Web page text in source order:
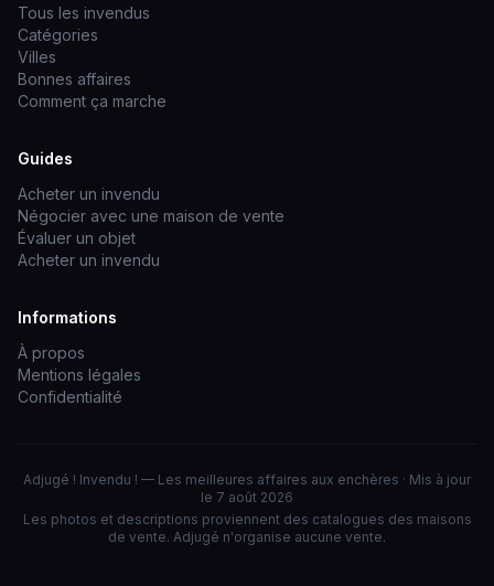
Tous les invendus
Catégories
Villes
Bonnes affaires
Comment ça marche
Guides
Acheter un invendu
Négocier avec une maison de vente
Évaluer un objet
Acheter un invendu
Informations
À propos
Mentions légales
Confidentialité
Adjugé ! Invendu ! — Les meilleures affaires aux enchères · Mis à jour
le 7 août 2026
Les photos et descriptions proviennent des catalogues des maisons
de vente. Adjugé n'organise aucune vente.